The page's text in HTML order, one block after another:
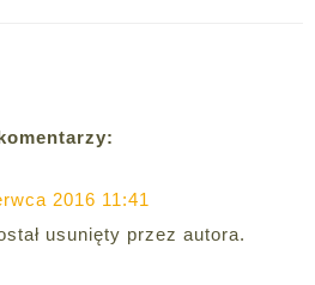
2016 11:41
usunięty przez autora.